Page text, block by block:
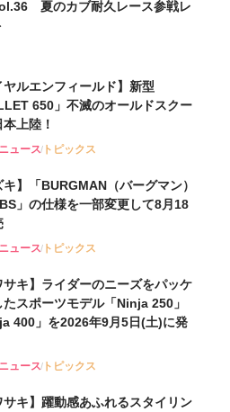
夏のカブ耐久レース参戦レ
ヤルエンフィールド】新型
650」不滅のオールドスクー
上陸！
ューストピックス
キ】「BURGMAN（バーグマン）
」の仕様を一部変更して8月18
ューストピックス
サキ】ライダーのニーズをパッケ
たスポーツモデル「Ninja 250」
400」を2026年9月5日(土)に発
ューストピックス
サキ】躍動感あふれるスタイリン